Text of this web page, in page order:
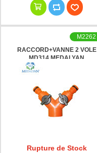
RACCORD+VANNE 2 VOLE
MD314 MEDALYAN
M2262
Rupture de Stock